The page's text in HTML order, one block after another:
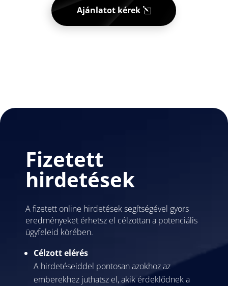
Ajánlatot kérek
Fizetett
hirdetések
A fizetett online hirdetések segítségével gyors
eredményeket érhetsz el célzottan a potenciális
ügyfeleid körében.
Célzott elérés
A hirdetéseiddel pontosan azokhoz az
emberekhez juthatsz el, akik érdeklődnek a